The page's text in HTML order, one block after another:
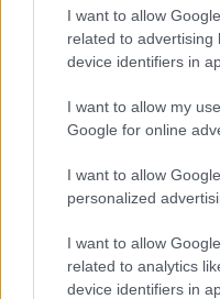
I want to allow
related to advertising
device identifiers in
I want to allow my
Google for online
I want to allow
personalized
I want to allow
related to analytics
device identifiers in
Continua a